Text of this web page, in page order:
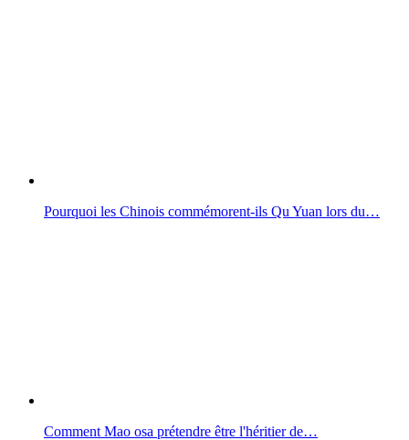
Pourquoi les Chinois commémorent-ils Qu Yuan lors du…
Comment Mao osa prétendre être l'héritier de…